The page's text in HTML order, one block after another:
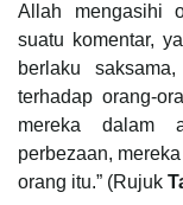
Allah mengasihi
suatu komentar,
berlaku
terhadap orang-
mereka dalam
perbezaan,
orang itu.” (Rujuk